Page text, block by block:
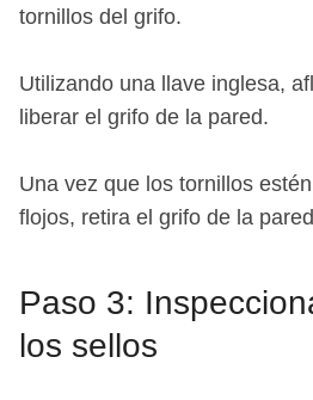
tornillos del grifo.
Utilizando una llave inglesa,
liberar el grifo de la pared.
Una vez que los tornillos
flojos, retira el grifo de la
Paso 3:
los sellos